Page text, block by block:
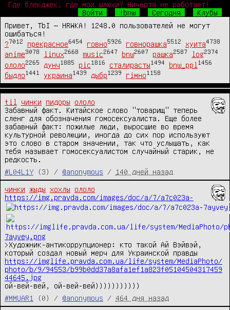
Где блекджек, где мои шлюхи? Ничерта не работает!
Войти
!bnw Сегодня
Клубы
Привет, TbI — HRWKA! 1248.0 пользователей не могут
ошибаться!
?7012 прекрасное6454 говно5926 говнорашка5512 хуита4738
anime3078 linux2668 music2647 bnw2607 рашка2587 log2374
ололо2265 дунч1885 pic1816 сталирасты1494 bnw_ppl 1456
быдло1441 украина1439 дыбр1239 гімно1158
til чинки пидоры
ололо
Забавный факт. Китайское слово "товарищ" теперь
сленг для обозначения гомосексуалиста. Еще более
забавный факт: пожилые люди, выросшие во время
культурной революции, иногда до сих пор используют
это слово в старом значении, так что услышать, как
тебя называет гомосексуалистом случайный старик, не
редкость.
#L04L1Y
(3) / @anonymous / 140 дней назад
чинки жыды хохлы
ололо
https://img.pravda.com/images/doc/a/7/a7c023a-
7ayvey.png
>Художник-антикоррупционер: кто такой Ай Вэйвэй,
https://imglife.pravda.com.ua/life/system/MediaPhoto/
photo/b/9/94553/b99b0dd37a8afa1ef1a823f05104504317459
44645.jpg
ой-вей-вей, ой-вей-вей)))))))))))
#MMUAR1
(0) / @anonymous / 464 дня назад